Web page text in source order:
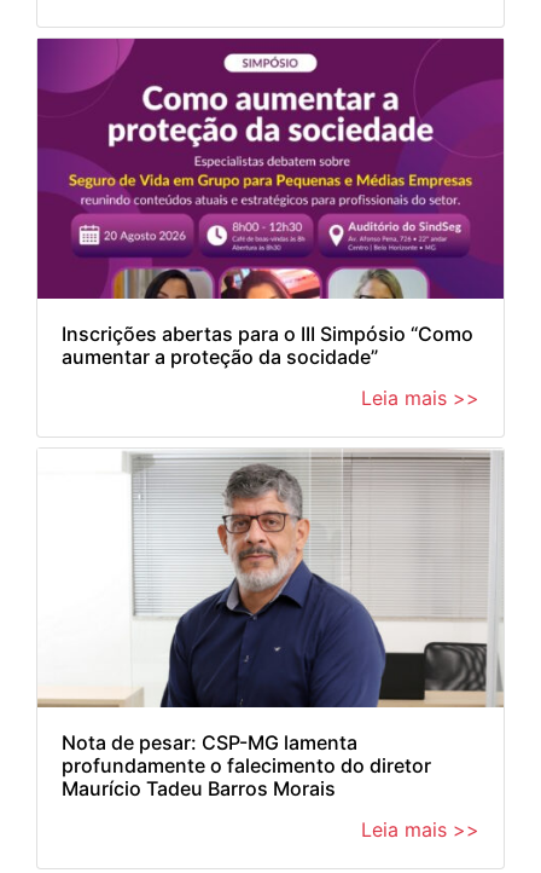
Inscrições abertas para o III Simpósio “Como
aumentar a proteção da socidade”
Leia mais >>
Nota de pesar: CSP-MG lamenta
profundamente o falecimento do diretor
Maurício Tadeu Barros Morais
Leia mais >>